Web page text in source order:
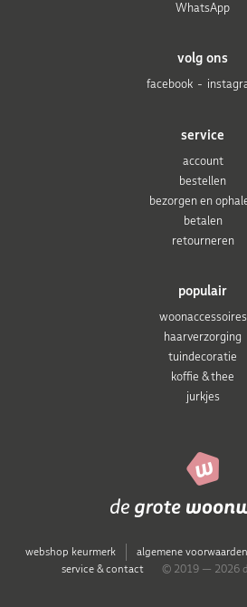
populair
woonaccessoires
haarverzorging
tuindecoratie
koffie & thee
jurkjes
service
account
bestellen
bezorgen en
betalen
retourneren
volg ons
facebook
WhatsApp
webshop keurmerk algemene voorwaarden
service & contact
© 2019 — 2026